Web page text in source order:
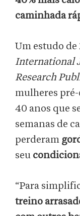
caminhada
Um estudo
International
Research
mulheres pré-
40 anos que
semanas de
perderam
seu
“Para
treino